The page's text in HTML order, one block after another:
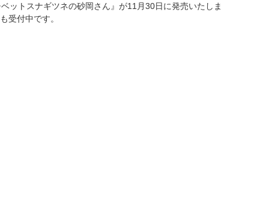
トスナギツネの砂岡さん』が11月30日に発売いたしま
受付中です。